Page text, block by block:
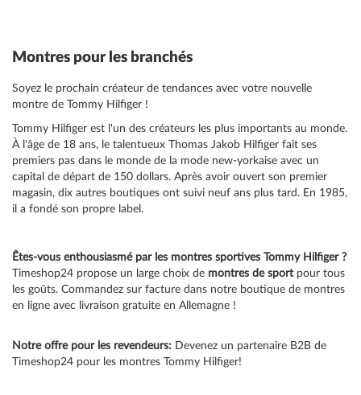
Montres pour les branchés
Soyez le prochain créateur de tendances avec votre nouvelle
montre de Tommy Hilfiger !
Tommy Hilfiger est l'un des créateurs les plus importants au monde.
À l'âge de 18 ans, le talentueux Thomas Jakob Hilfiger fait ses
premiers pas dans le monde de la mode new-yorkaise avec un
capital de départ de 150 dollars. Après avoir ouvert son premier
magasin, dix autres boutiques ont suivi neuf ans plus tard. En 1985,
il a fondé son propre label.
Êtes-vous enthousiasmé par les montres sportives Tommy Hilfiger ?
Timeshop24 propose un large choix de montres de sportpour tous
les goûts. Commandez sur facture dans notre boutique de montres
en ligne avec livraison gratuite en Allemagne !
Notre offre pour les revendeurs: Devenez un partenaire B2B de
Timeshop24 pour les montres Tommy Hilfiger!